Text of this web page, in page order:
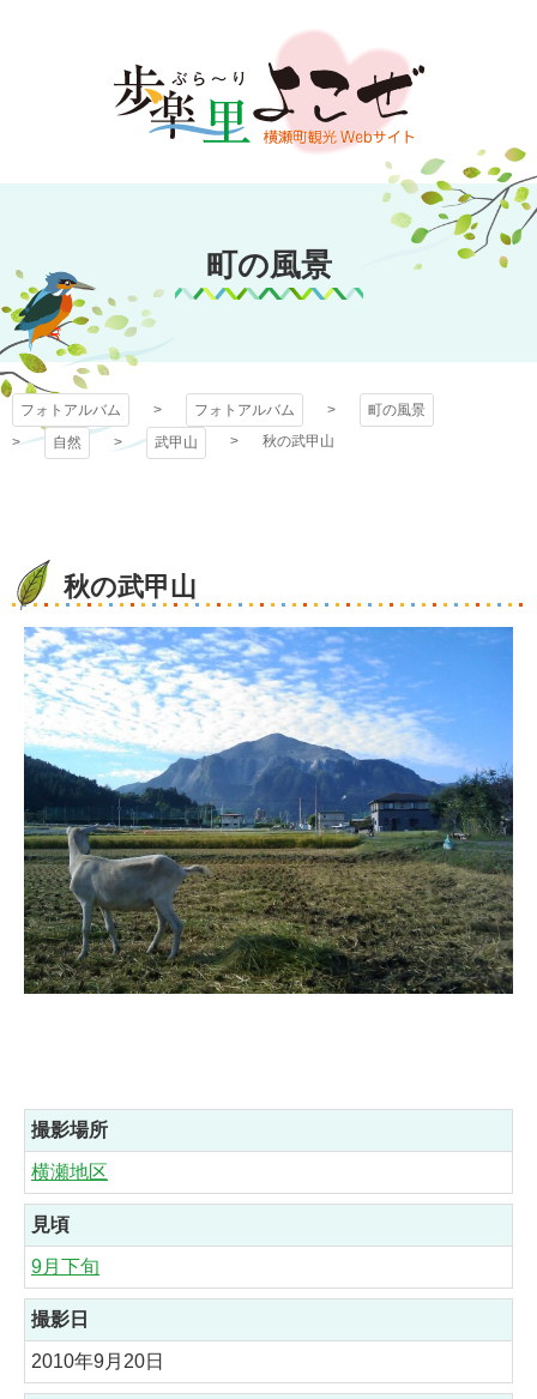
文
キ
プ
フォトアルバム
町の風景
フォトアルバム フォトアルバム
町の風景
自然
武甲山 秋の武甲山
秋の武甲山
撮影場所
横瀬地区
見頃
9月下旬
撮影日
2010年9月20日